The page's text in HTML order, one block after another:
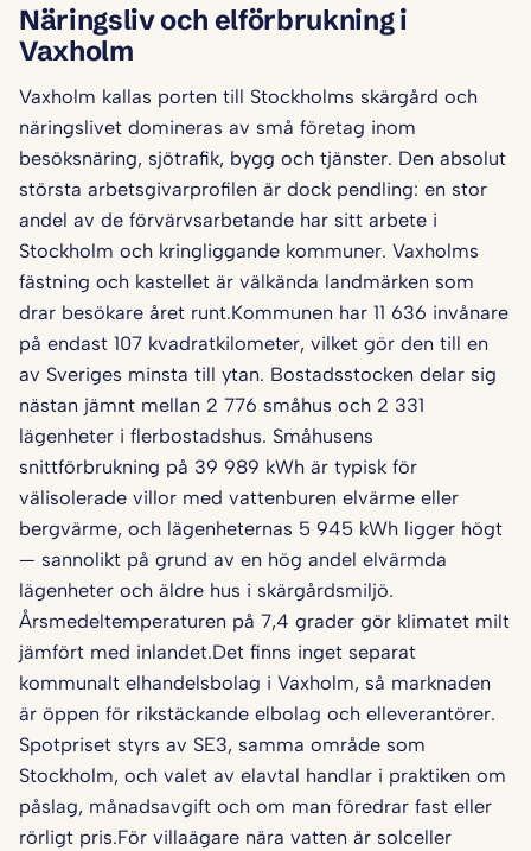
Näringsliv och elförbrukning i
Vaxholm
Vaxholm kallas porten till Stockholms skärgård och
näringslivet domineras av små företag inom
besöksnäring, sjötrafik, bygg och tjänster. Den absolut
största arbetsgivarprofilen är dock pendling: en stor
andel av de förvärvsarbetande har sitt arbete i
Stockholm och kringliggande kommuner. Vaxholms
fästning och kastellet är välkända landmärken som
drar besökare året runt.Kommunen har 11 636 invånare
på endast 107 kvadratkilometer, vilket gör den till en
av Sveriges minsta till ytan. Bostadsstocken delar sig
nästan jämnt mellan 2 776 småhus och 2 331
lägenheter i flerbostadshus. Småhusens
snittförbrukning på 39 989 kWh är typisk för
välisolerade villor med vattenburen elvärme eller
bergvärme, och lägenheternas 5 945 kWh ligger högt
— sannolikt på grund av en hög andel elvärmda
lägenheter och äldre hus i skärgårdsmiljö.
Årsmedeltemperaturen på 7,4 grader gör klimatet milt
jämfört med inlandet.Det finns inget separat
kommunalt elhandelsbolag i Vaxholm, så marknaden
är öppen för rikstäckande elbolag och elleverantörer.
Spotpriset styrs av SE3, samma område som
Stockholm, och valet av elavtal handlar i praktiken om
påslag, månadsavgift och om man föredrar fast eller
rörligt pris.För villaägare nära vatten är solceller